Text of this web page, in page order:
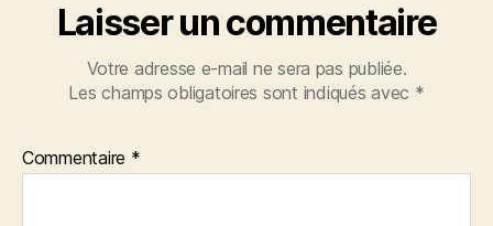
Laisser un commentaire
Votre adresse e-mail ne sera pas publiée.
Les champs obligatoires sont indiqués avec *
Commentaire *